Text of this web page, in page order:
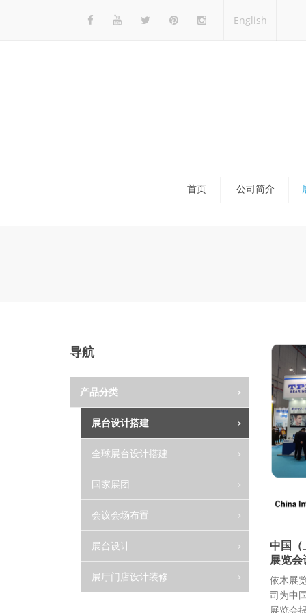
English
首页 公司简介
展
导航
产品分类
展台设计搭建
全球展台设计搭建
国家展团
会议会场布置
展台设计
展厅门店设计装修
中国
展览会
依木展
司为中
展览会